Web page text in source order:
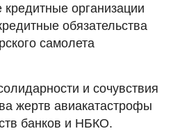
организации
обязательства
самолета
и сочувствия
жертв авиакатастрофы
банков и НБКО.